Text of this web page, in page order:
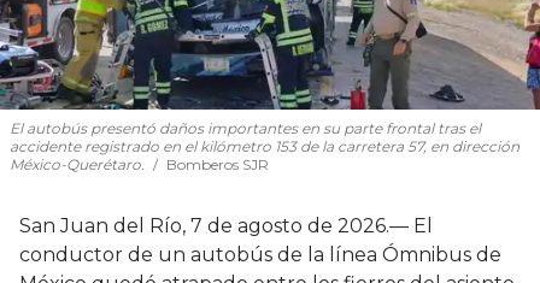
El autobús presentó daños importantes en su parte frontal tras el
accidente registrado en el kilómetro 153 de la carretera 57, en dirección
México-Querétaro.
Bomberos SJR
San Juan del Río, 7 de agosto de 2026.— El
conductor de un autobús de la línea Ómnibus de